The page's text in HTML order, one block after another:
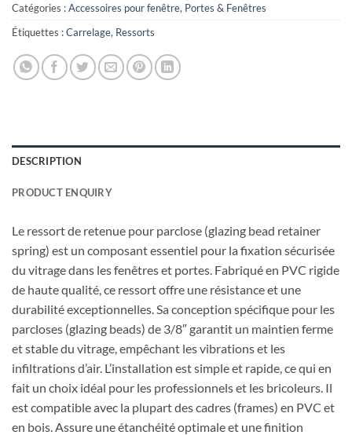
Catégories :Accessoires pour fenêtre, Portes & Fenêtres
Étiquettes :Carrelage, Ressorts
DESCRIPTION
PRODUCT ENQUIRY
Le ressort de retenue pour parclose (glazing bead retainer
spring) est un composant essentiel pour la fixation sécurisée
du vitrage dans les fenêtres et portes. Fabriqué en PVC rigide
de haute qualité, ce ressort offre une résistance et une
durabilité exceptionnelles. Sa conception spécifique pour les
parcloses (glazing beads) de 3/8″ garantit un maintien ferme
et stable du vitrage, empêchant les vibrations et les
infiltrations d’air. L’installation est simple et rapide, ce qui en
fait un choix idéal pour les professionnels et les bricoleurs. Il
est compatible avec la plupart des cadres (frames) en PVC et
en bois. Assure une étanchéité optimale et une finition